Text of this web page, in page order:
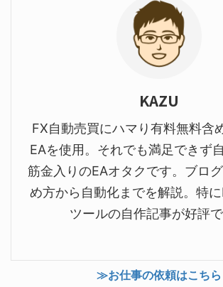
KAZU
FX自動売買にハマり有料無料含
EAを使用。それでも満足できず
筋金入りのEAオタクです。ブロ
め方から自動化までを解説。特
ツールの自作記事が好評で
≫お仕事の依頼はこちら